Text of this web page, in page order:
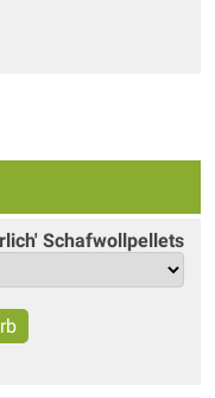
Schafwollpellets